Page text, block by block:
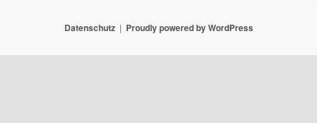
Datenschutz Proudly powered by WordPress